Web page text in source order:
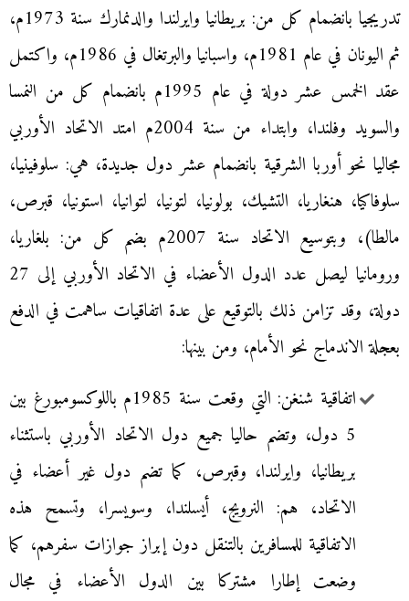
تدريجيا بانضمام كل من: بريطانيا وايرلندا والدنمارك سنة 1973م،
ثم اليونان في عام 1981م، واسبانيا والبرتغال في 1986م، واكتمل
عقد الخمس عشر دولة في عام 1995م بانضمام كل من النمسا
والسويد وفلندا، وابتداء من سنة 2004م امتد الاتحاد الأوربي
مجاليا نحو أوربا الشرقية بانضمام عشر دول جديدة، هي: سلوفينيا،
سلوفاكيا، هنغاريا، التشيك، بولونيا، لتونيا، لتوانيا، استونيا، قبرص،
مالطا)، وبتوسيع الاتحاد سنة 2007م بضم كل من: بلغاريا،
ورومانيا ليصل عدد الدول الأعضاء في الاتحاد الأوربي إلى 27
دولة، وقد تزامن ذلك بالتوقيع على عدة اتفاقيات ساهمت في الدفع
بعجلة الاندماج نحو الأمام، ومن بينها:
اتفاقية شنغن: التي وقعت سنة 1985م باللوكسومبورغ بين
5 دول، وتضم حاليا جميع دول الاتحاد الأوربي باستثناء
بريطانيا، وايرلندا، وقبرص، كما تضم دول غير أعضاء في
الاتحاد، هم: النرويج، أيسلندا، وسويسرا، وتسمح هذه
الاتفاقية للمسافرين بالتنقل دون إبراز جوازات سفرهم، كما
وضعت إطارا مشتركا بين الدول الأعضاء في مجال